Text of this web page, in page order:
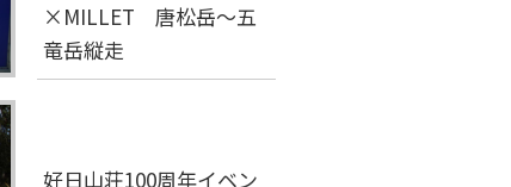
×MILLET 唐松岳～五
竜岳縦走
好日山荘100周年イベン